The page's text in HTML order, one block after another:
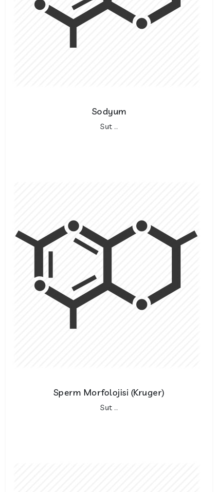
Sodyum
Sut ..
Sperm Morfolojisi (Kruger)
Sut ..